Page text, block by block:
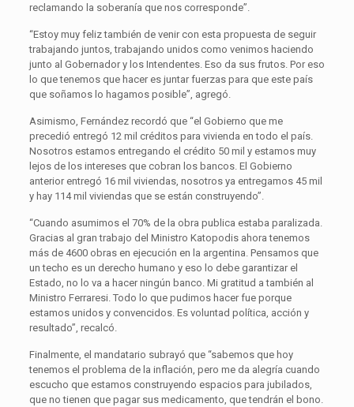
reclamando la soberanía que nos corresponde”.
“Estoy muy feliz también de venir con esta propuesta de seguir
trabajando juntos, trabajando unidos como venimos haciendo
junto al Gobernador y los Intendentes. Eso da sus frutos. Por eso
lo que tenemos que hacer es juntar fuerzas para que este país
que soñamos lo hagamos posible”, agregó.
Asimismo, Fernández recordó que “el Gobierno que me
precedió entregó 12 mil créditos para vivienda en todo el país.
Nosotros estamos entregando el crédito 50 mil y estamos muy
lejos de los intereses que cobran los bancos. El Gobierno
anterior entregó 16 mil viviendas, nosotros ya entregamos 45 mil
y hay 114 mil viviendas que se están construyendo”.
“Cuando asumimos el 70% de la obra publica estaba paralizada.
Gracias al gran trabajo del Ministro Katopodis ahora tenemos
más de 4600 obras en ejecución en la argentina. Pensamos que
un techo es un derecho humano y eso lo debe garantizar el
Estado, no lo va a hacer ningún banco. Mi gratitud a también al
Ministro Ferraresi. Todo lo que pudimos hacer fue porque
estamos unidos y convencidos. Es voluntad política, acción y
resultado”, recalcó.
Finalmente, el mandatario subrayó que “sabemos que hoy
tenemos el problema de la inflación, pero me da alegría cuando
escucho que estamos construyendo espacios para jubilados,
que no tienen que pagar sus medicamento, que tendrán el bono.